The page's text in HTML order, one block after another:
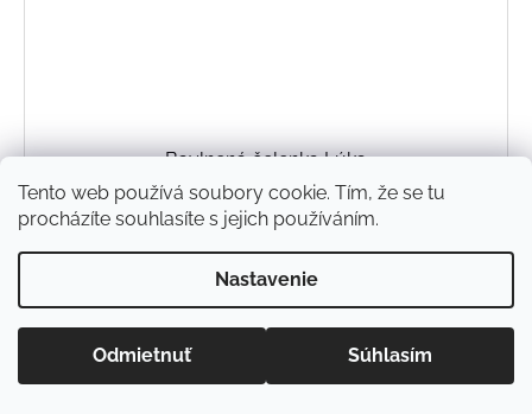
Tento web používá soubory cookie. Tím, že se tu
procházíte souhlasíte s jejich používáním.
Nastavenie
Odmietnuť Súhlasím
Bavlnená čelenka Lúka
€11